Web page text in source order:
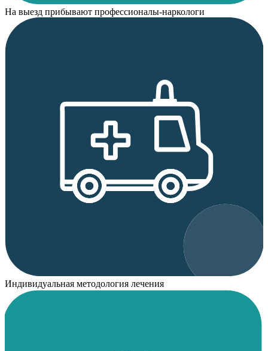
На выезд прибывают профессионалы-наркологи
Индивидуальная методология лечения